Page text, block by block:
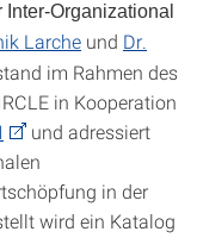
Organizational
Larche und Dr.
im Rahmen des
in Kooperation
und adressiert
in der
wird ein Katalog